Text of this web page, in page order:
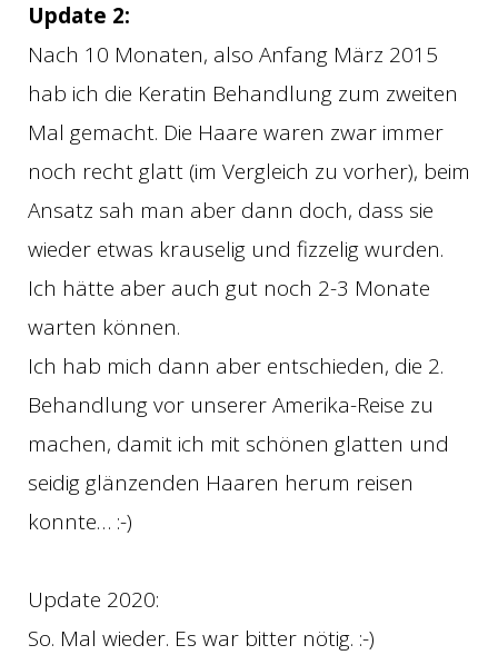
Update 2:
Nach 10 Monaten, also Anfang März 2015
hab ich die Keratin Behandlung zum zweiten
Mal gemacht. Die Haare waren zwar immer
noch recht glatt (im Vergleich zu vorher), beim
Ansatz sah man aber dann doch, dass sie
wieder etwas krauselig und fizzelig wurden.
Ich hätte aber auch gut noch 2-3 Monate
warten können.
Ich hab mich dann aber entschieden, die 2.
Behandlung vor unserer Amerika-Reise zu
machen, damit ich mit schönen glatten und
seidig glänzenden Haaren herum reisen
konnte… :-)
Update 2020:
So. Mal wieder. Es war bitter nötig. :-)